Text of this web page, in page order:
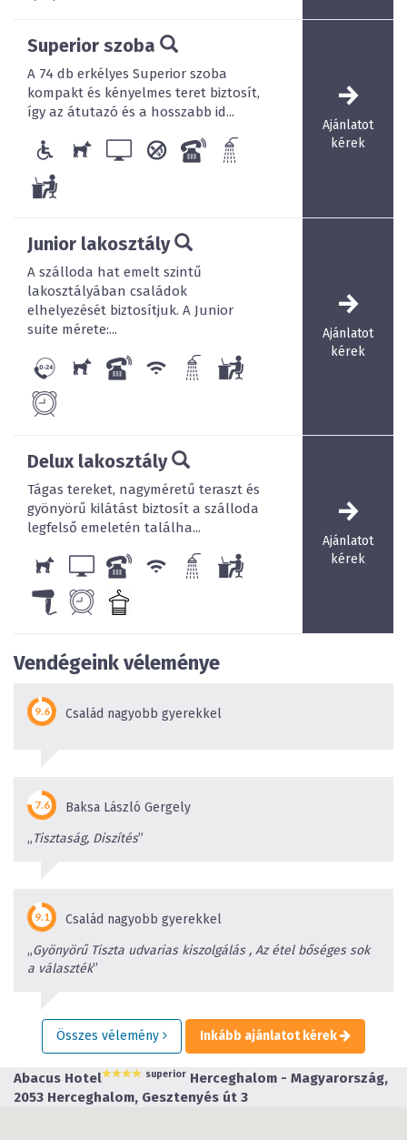
Superior szoba
A 74 db erkélyes Superior szoba
kompakt és kényelmes teret biztosít,
így az átutazó és a hosszabb id...
Ajánlatot
kérek
Junior lakosztály
A szálloda hat emelt szintű
lakosztályában családok
elhelyezését biztosítjuk. A Junior
suite mérete:...
Ajánlatot
kérek
Delux lakosztály
Tágas tereket, nagyméretű teraszt és
gyönyörű kilátást biztosít a szálloda
legfelső emeletén találha...
Ajánlatot
kérek
Vendégeink véleménye
Család nagyobb gyerekkel
Baksa László Gergely
„Tisztaság, Diszítés”
Család nagyobb gyerekkel
„Gyönyörű Tiszta udvarias kiszolgálás , Az étel bőséges sok
a választék”
Összes vélemény Inkább ajánlatot kérek
Abacus Hotel superior Herceghalom - Magyarország,
2053 Herceghalom, Gesztenyés út 3